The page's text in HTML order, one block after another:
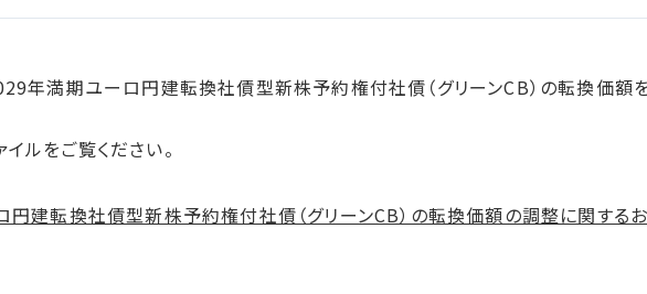
年満期ユーロ円建転換社債型新株予約権付社債（グリーンCB）の転換価額
ルをご覧ください。
建転換社債型新株予約権付社債（グリーンCB）の転換価額の調整に関する